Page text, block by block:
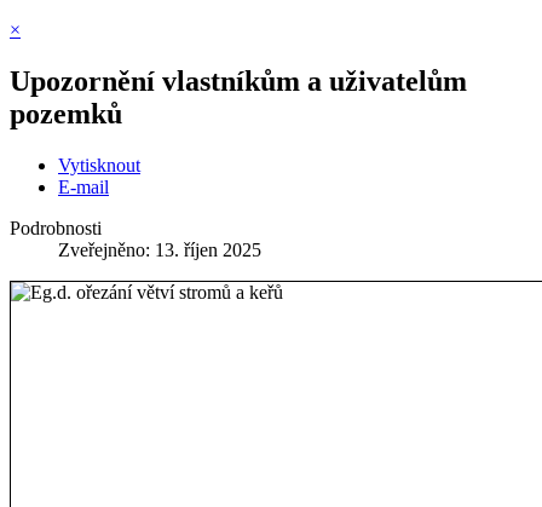
×
Upozornění vlastníkům a uživatelům
pozemků
Vytisknout
E-mail
Podrobnosti
Zveřejněno: 13. říjen 2025